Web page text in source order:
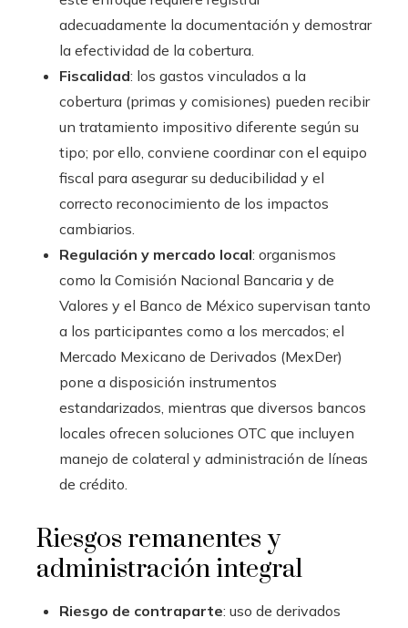
adecuadamente la documentación y demostrar
la efectividad de la cobertura.
Fiscalidad: los gastos vinculados a la
cobertura (primas y comisiones) pueden recibir
un tratamiento impositivo diferente según su
tipo; por ello, conviene coordinar con el equipo
fiscal para asegurar su deducibilidad y el
correcto reconocimiento de los impactos
cambiarios.
Regulación y mercado local: organismos
como la Comisión Nacional Bancaria y de
Valores y el Banco de México supervisan tanto
a los participantes como a los mercados; el
Mercado Mexicano de Derivados (MexDer)
pone a disposición instrumentos
estandarizados, mientras que diversos bancos
locales ofrecen soluciones OTC que incluyen
manejo de colateral y administración de líneas
de crédito.
Riesgos remanentes y
administración integral
Riesgo de contraparte: uso de derivados